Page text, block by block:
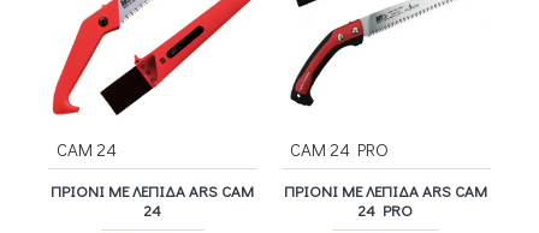
CAM 24
ΠΡΙΌΝΙ ΜΕ ΛΕΠΊΔΑ ARS CAM
24
CAM 24 PRO
ΠΡΙΌΝΙ ΜΕ ΛΕΠΊΔΑ ARS CAM
24 PRO